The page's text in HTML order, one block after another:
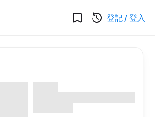
登記 / 登入